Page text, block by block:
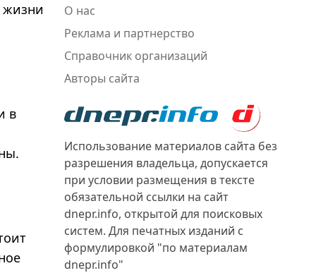
в
О нас
Реклама и партнерство
Справочник организаций
Авторы сайта
Использование материалов сайта без
разрешения владельца, допускается
при условии размещения в тексте
обязательной ссылки на сайт
dnepr.info, открытой для поисковых
систем. Для печатных изданий с
формулировкой "по материалам
dnepr.info"